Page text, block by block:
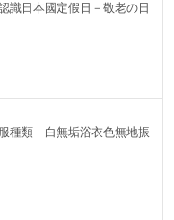
識日本國定假日－敬老の日
種類｜白無垢浴衣色無地振